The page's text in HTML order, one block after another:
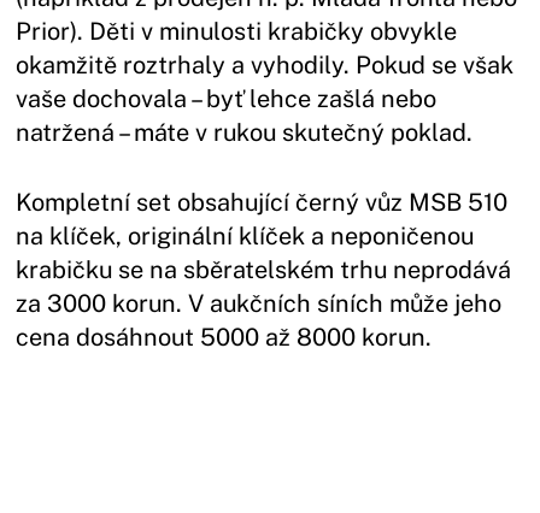
Prior). Děti v minulosti krabičky obvykle
okamžitě roztrhaly a vyhodily. Pokud se však
vaše dochovala – byť lehce zašlá nebo
natržená – máte v rukou skutečný poklad.
Kompletní set obsahující černý vůz MSB 510
na klíček, originální klíček a neponičenou
krabičku se na sběratelském trhu neprodává
za 3000 korun. V aukčních síních může jeho
cena dosáhnout 5000 až 8000 korun.